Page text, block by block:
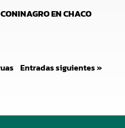
EN CHACO
Entradas siguientes »